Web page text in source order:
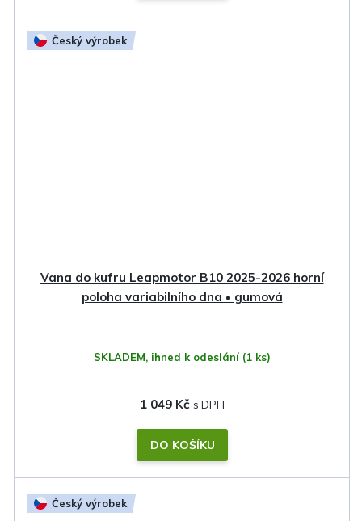
Český výrobek
Vana do kufru Leapmotor B10 2025-2026 horní
poloha variabilního dna • gumová
SKLADEM, ihned k odeslání (1 ks)
1 049 Kč
DO KOŠÍKU
Český výrobek